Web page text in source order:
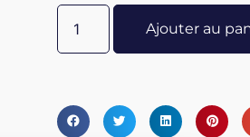
vous êtes invité à incarner
parcours de vie.
Pouvoir Personnel. Ce
Ajouter au